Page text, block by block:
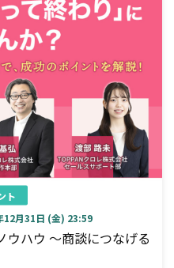
ト
12月31日 (金) 23:59
ウハウ ～商談につなげる